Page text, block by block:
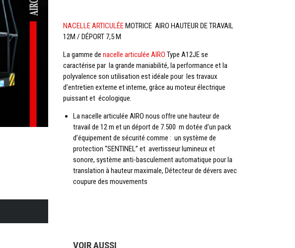
NACELLE ARTICULÉEMOTRICE AIRO HAUTEUR DE TRAVAIL
12M / DÉPORT 7,5 M
La gamme de nacelle articulée AIRO Type A12JE se
caractérise par la grande maniabilité, la performance et la
polyvalence son utilisation est idéale pour les travaux
d’entretien externe et interne, grâce au moteur électrique
puissant et écologique.
La nacelle articulée AIRO nous offre une hauteur de
travail de 12 m et un déport de 7.500 m dotée d’un pack
d’équipement de sécurité comme : un système de
protection “SENTINEL” et avertisseur lumineux et
sonore, système anti-basculement automatique pour la
translation à hauteur maximale, Détecteur de dévers avec
coupure des mouvements
VOIR AUSSI